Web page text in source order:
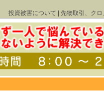
投資被害について | 先物取引、ク